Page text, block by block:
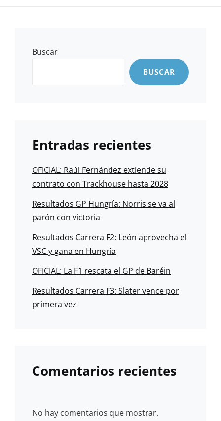
Buscar
BUSCAR
Entradas recientes
OFICIAL: Raúl Fernández extiende su
contrato con Trackhouse hasta 2028
Resultados GP Hungría: Norris se va al
parón con victoria
Resultados Carrera F2: León aprovecha el
VSC y gana en Hungría
OFICIAL: La F1 rescata el GP de Baréin
Resultados Carrera F3: Slater vence por
primera vez
Comentarios recientes
No hay comentarios que mostrar.